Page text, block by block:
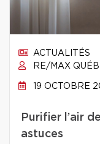
ACTUALITÉS
RE/MAX
19 OCTOBRE
Purifier l’air
astuces